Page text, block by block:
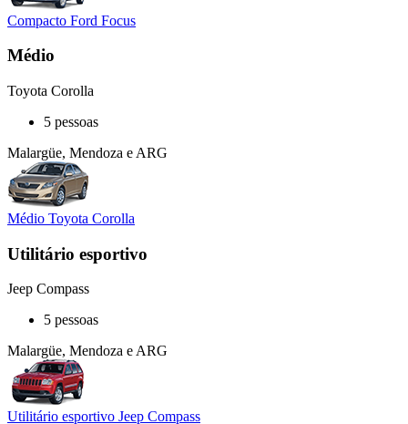
Compacto Ford Focus
Médio
Toyota Corolla
5 pessoas
Malargüe, Mendoza e ARG
Médio Toyota Corolla
Utilitário esportivo
Jeep Compass
5 pessoas
Malargüe, Mendoza e ARG
Utilitário esportivo Jeep Compass